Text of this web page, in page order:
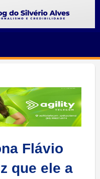
Flávio
que ele a